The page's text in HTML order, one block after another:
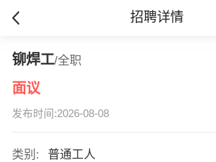
招聘详情
铆焊工/全职
面议
发布时间:2026-08-08
类别:
普通工人